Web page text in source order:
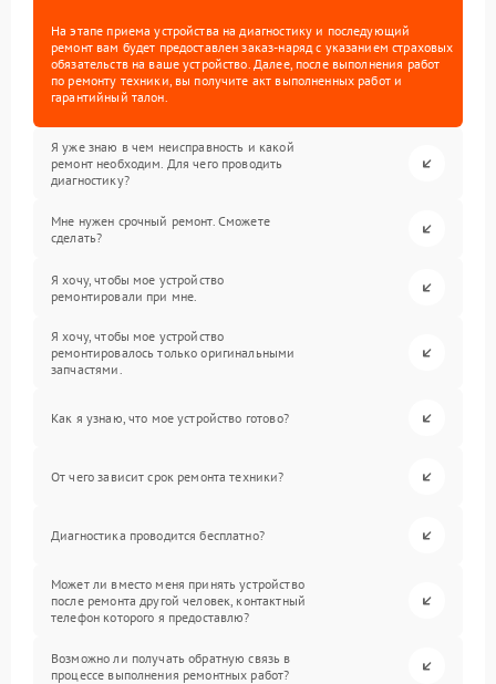
На этапе приема устройства на диагностику и последующий
ремонт вам будет предоставлен заказ-наряд с указанием страховых
обязательств на ваше устройство. Далее, после выполнения работ
по ремонту техники, вы получите акт выполненных работ и
гарантийный талон.
Я уже знаю в чем неисправность и какой
ремонт необходим. Для чего проводить
диагностику?
Мне нужен срочный ремонт. Сможете
сделать?
Я хочу, чтобы мое устройство
ремонтировали при мне.
Я хочу, чтобы мое устройство
ремонтировалось только оригинальными
запчастями.
Как я узнаю, что мое устройство готово?
От чего зависит срок ремонта техники?
Диагностика проводится бесплатно?
Может ли вместо меня принять устройство
после ремонта другой человек, контактный
телефон которого я предоставлю?
Возможно ли получать обратную связь в
процессе выполнения ремонтных работ?